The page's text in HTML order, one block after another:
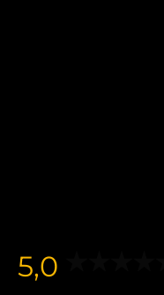
5,0